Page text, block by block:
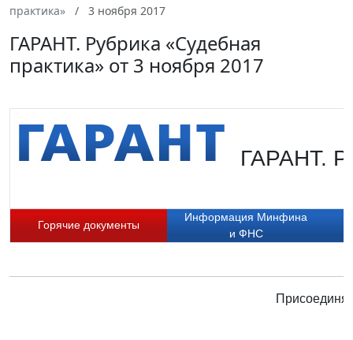
практика»
3 ноября 2017
ГАРАНТ. Рубрика «Судебная
практика» от 3 ноября 2017
ГАРАНТ.
Горячие документы
Информация Минфина
и ФНС